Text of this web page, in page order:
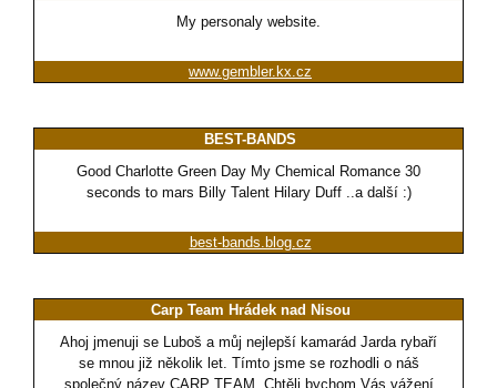
My personaly website.
www.gembler.kx.cz
BEST-BANDS
Good Charlotte Green Day My Chemical Romance 30
seconds to mars Billy Talent Hilary Duff ..a další :)
best-bands.blog.cz
Carp Team Hrádek nad Nisou
Ahoj jmenuji se Luboš a můj nejlepší kamarád Jarda rybaří
se mnou již několik let. Tímto jsme se rozhodli o náš
společný název CARP TEAM. Chtěli bychom Vás vážení